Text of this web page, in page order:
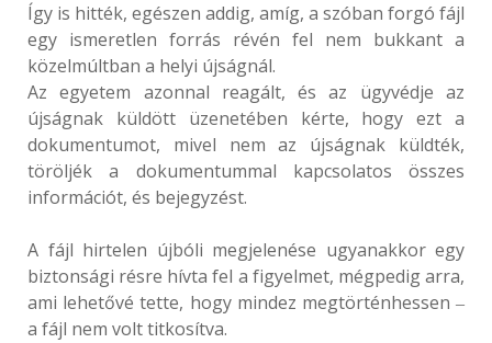
Így is hitték, egészen addig, amíg, a szóban forgó fájl
egy ismeretlen forrás révén fel nem bukkant a
közelmúltban a helyi újságnál.
Az egyetem azonnal reagált, és az ügyvédje az
újságnak küldött üzenetében kérte, hogy ezt a
dokumentumot, mivel nem az újságnak küldték,
töröljék a dokumentummal kapcsolatos összes
információt, és bejegyzést.
A fájl hirtelen újbóli megjelenése ugyanakkor egy
biztonsági résre hívta fel a figyelmet, mégpedig arra,
ami lehetővé tette, hogy mindez megtörténhessen ‒
a fájl nem volt titkosítva.